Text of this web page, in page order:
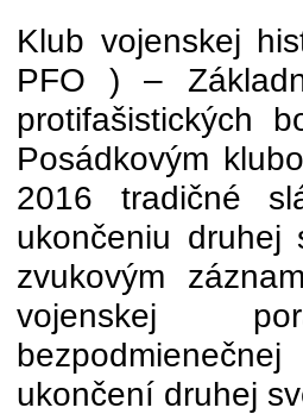
Klub vojenskej
PFO ) –
protifašistických
Posádkovým
2016 tradičné
ukončeniu
zvukovým
vojenskej
ukončení druhej